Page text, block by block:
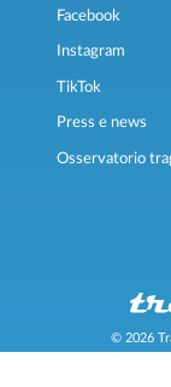
Facebook
Instagram
TikTok
Press e news
Osservatorio
© 2026